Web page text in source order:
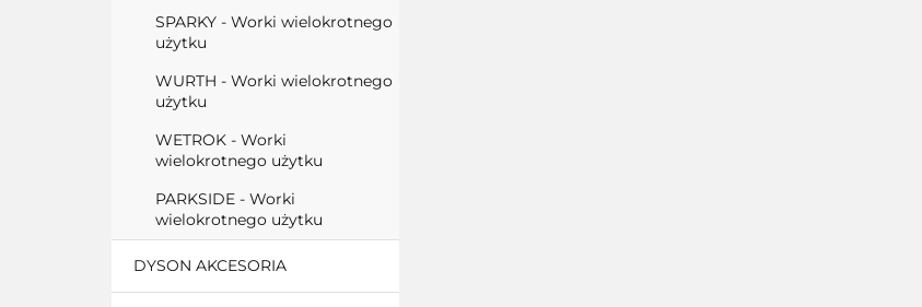
SPARKY - Worki wielokrotnego
użytku
WURTH - Worki wielokrotnego
użytku
WETROK - Worki
wielokrotnego użytku
PARKSIDE - Worki
wielokrotnego użytku
DYSON AKCESORIA